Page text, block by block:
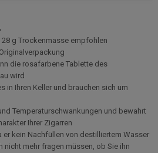
28 g Trockenmasse empfohlen
die rosafarbene Tablette des
wird
in Ihren Keller und brauchen sich um
Temperaturschwankungen und bewahrt
Ihrer Zigarren
er kein Nachfüllen von destilliertem Wasser
nicht mehr fragen müssen, ob Sie ihn